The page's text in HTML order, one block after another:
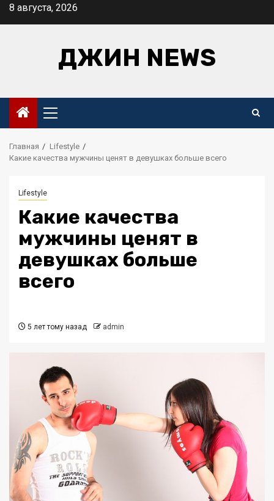
Перейти
8 августа, 2026
ДЖИН NEWS
Основное
меню
Главная
Lifestyle
Какие качества мужчины ценят в девушках больше всего
Lifestyle
Какие качества
мужчины ценят в
девушках больше
всего
5 лет тому назад admin